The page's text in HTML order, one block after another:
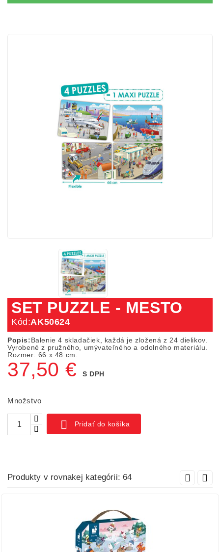
SET PUZZLE - MESTO
Kód:AK50624
Popis:Balenie 4 skladačiek, každá je zložená z 24 dielikov.
Vyrobené z pružného, umývateľného a odolného materiálu.
Rozmer: 66 x 48 cm.
37,50 € S DPH
Množstvo
 Pridať do košíka
Produkty v rovnakej kategórii: 64